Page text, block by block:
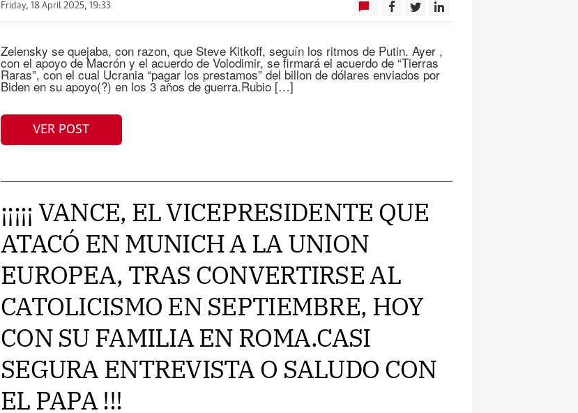
Friday, 18 April 2025, 19:33
Zelensky se quejaba, con razon, que Steve Kitkoff, seguín los ritmos de Putin. Ayer ,
con el apoyo de Macrón y el acuerdo de Volodimir, se firmará el acuerdo de “Tierras
Raras”, con el cual Ucrania “pagar los prestamos” del billon de dólares enviados por
Biden en su apoyo(?) en los 3 años de guerra.Rubio […]
VER POST
¡¡¡¡¡ VANCE, EL VICEPRESIDENTE QUE
ATACÓ EN MUNICH A LA UNION
EUROPEA, TRAS CONVERTIRSE AL
CATOLICISMO EN SEPTIEMBRE, HOY
CON SU FAMILIA EN ROMA.CASI
SEGURA ENTREVISTA O SALUDO CON
EL PAPA !!!